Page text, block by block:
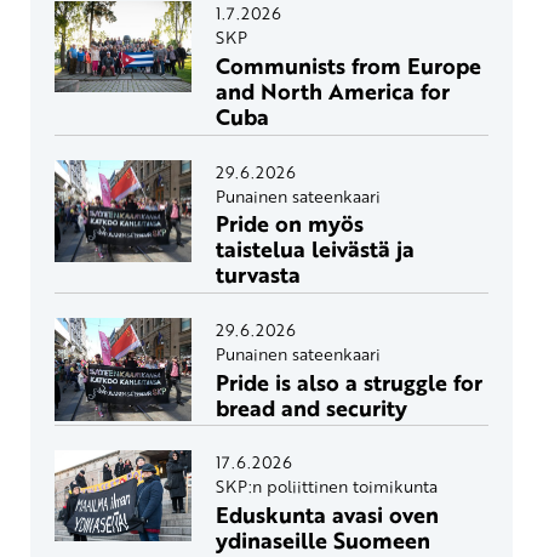
1.7.2026
SKP
Communists from Europe
and North America for
Cuba
29.6.2026
Punainen sateenkaari
Pride on myös
taistelua leivästä ja
turvasta
29.6.2026
Punainen sateenkaari
Pride is also a struggle for
bread and security
17.6.2026
SKP:n poliittinen toimikunta
Eduskunta avasi oven
ydinaseille Suomeen